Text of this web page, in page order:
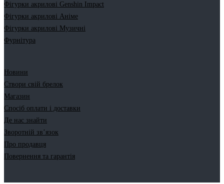
Фігурки акрилові Genshin Impact
Фігурки акрилові Аніме
Фігурки акрилові Музичні
Фурнітура
Новини
Створи свій брелок
Магазин
Спосіб оплати і доставки
Де нас знайти
Зворотній зв’язок
Про продавця
Повернення та гарантія